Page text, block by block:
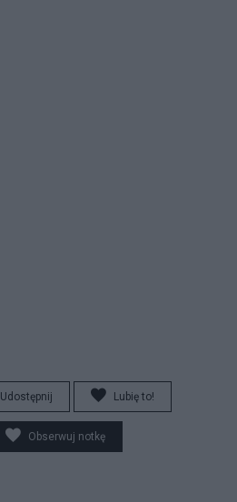
Udostępnij Lubię to!
Obserwuj notkę